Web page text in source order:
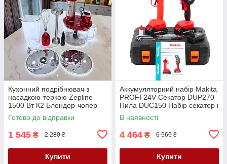
Кухонний подрібнювач з
насадкою-теркою Zepline
1500 Вт К2 Блендер-чопер
Ручний блендер з
капучинатором
Готово до відправки
1 545 ₴ 2 280 ₴
Купити
Аккумуляторний набір Makita
PROFI 24V Секатор DUP270
Пила DUC150 Набір секатор і
пила Набір АКБ інструментів
В наявності
4 464 ₴ 6 566 ₴
Купити